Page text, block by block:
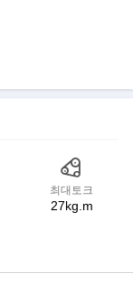
최대토크
27kg.m